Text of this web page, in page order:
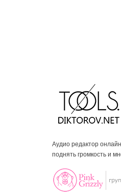
Аудио редактор
поднять громкость и